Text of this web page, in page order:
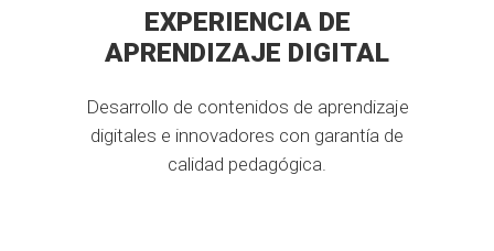
EXPERIENCIA DE
APRENDIZAJE DIGITAL
Desarrollo de contenidos de aprendizaje
digitales e innovadores con garantía de
calidad pedagógica.